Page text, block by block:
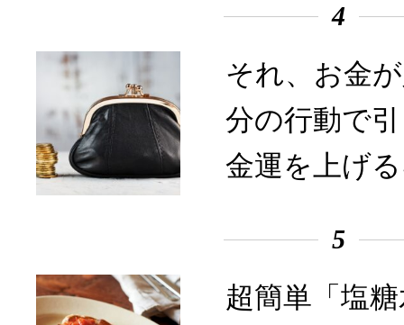
4
それ、お金
分の行動で
金運を上げ
5
超簡単「塩